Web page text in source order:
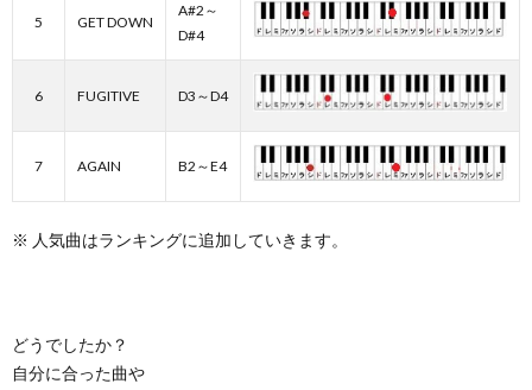
5 GET DOWN
A#2～
D#4
6 FUGITIVE D3～D4
7 AGAIN B2～E4
※ 人気曲はランキングに追加していきます。
どうでしたか？
自分に合った曲や